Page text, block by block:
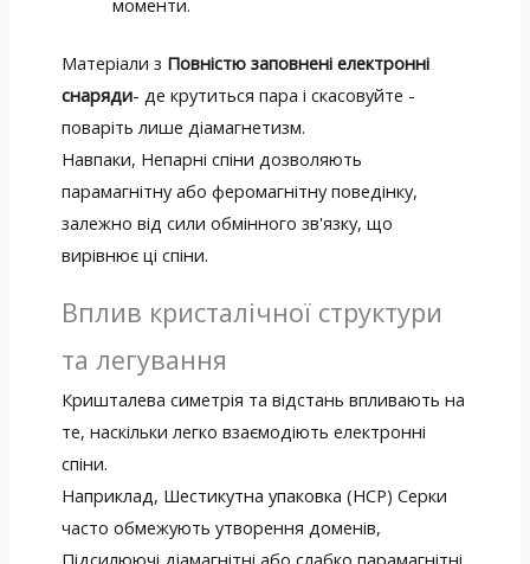
моменти.
Матеріали з Повністю заповнені електронні
снаряди- де крутиться пара і скасовуйте -
поваріть лише діамагнетизм.
Навпаки, Непарні спіни дозволяють
парамагнітну або феромагнітну поведінку,
залежно від сили обмінного зв'язку, що
вирівнює ці спіни.
Вплив кристалічної структури
та легування
Кришталева симетрія та відстань впливають на
те, наскільки легко взаємодіють електронні
спіни.
Наприклад, Шестикутна упаковка (HCP) Серки
часто обмежують утворення доменів,
Підсилюючі діамагнітні або слабко парамагнітні